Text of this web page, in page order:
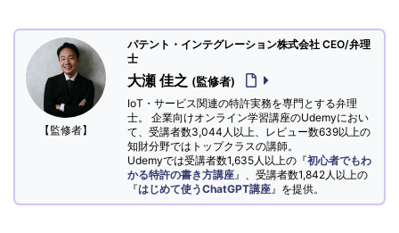
【監修者】
パテント・インテグレーション株式会社 CEO/弁理
士
大瀬 佳之 (監修者)
IoT・サービス関連の特許実務を専門とする弁理
士。 企業向けオンライン学習講座のUdemyにおい
て、受講者数3,044人以上、レビュー数639以上の
知財分野ではトップクラスの講師。
Udemyでは受講者数1,635人以上の『初心者でもわ
かる特許の書き方講座 』、受講者数1,842人以上の
『はじめて使うChatGPT講座 』を提供。